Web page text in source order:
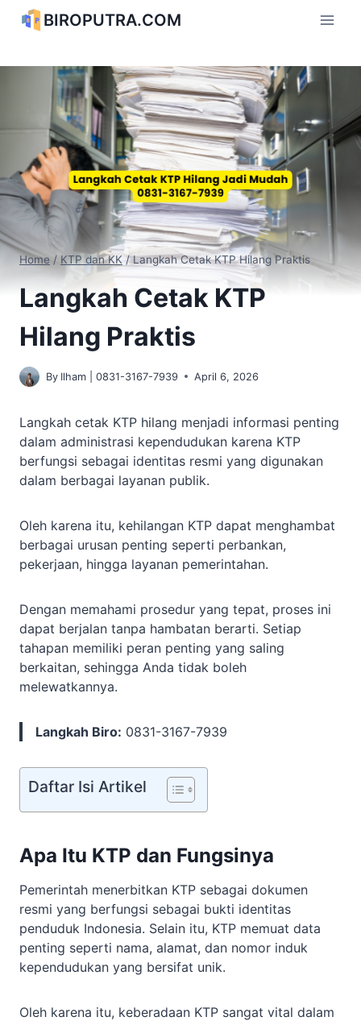
BIROPUTRA.COM
Home / KTP dan KK / Langkah Cetak KTP Hilang Praktis
Langkah Cetak KTP
Hilang Praktis
By Ilham | 0831-3167-7939 April 6, 2026
Langkah cetak KTP hilang menjadi informasi penting
dalam administrasi kependudukan karena KTP
berfungsi sebagai identitas resmi yang digunakan
dalam berbagai layanan publik.
Oleh karena itu, kehilangan KTP dapat menghambat
berbagai urusan penting seperti perbankan,
pekerjaan, hingga layanan pemerintahan.
Dengan memahami prosedur yang tepat, proses ini
dapat berjalan tanpa hambatan berarti. Setiap
tahapan memiliki peran penting yang saling
berkaitan, sehingga Anda tidak boleh
melewatkannya.
Langkah Biro: 0831-3167-7939
Daftar Isi Artikel
Apa Itu KTP dan Fungsinya
Pemerintah menerbitkan KTP sebagai dokumen
resmi yang berfungsi sebagai bukti identitas
penduduk Indonesia. Selain itu, KTP memuat data
penting seperti nama, alamat, dan nomor induk
kependudukan yang bersifat unik.
Oleh karena itu, keberadaan KTP sangat vital dalam